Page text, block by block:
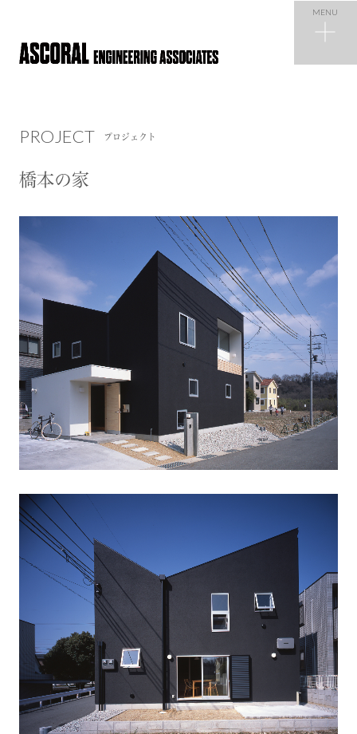
NEWS ニュース
COMPANY
RECRUIT 採用情報
CONTACT お問い合わせ
MENU
PROJECT プロジェクト
橋本の家